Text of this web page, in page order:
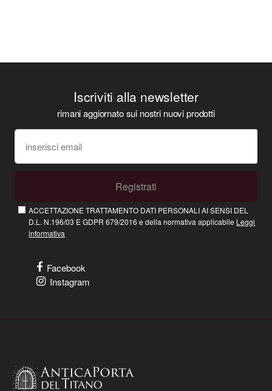
Iscriviti alla newsletter
rimani aggiornato sui nostri nuovi prodotti
Registrati
ACCETTAZIONE TRATTAMENTO DATI PERSONALI AI SENSI DEL
D.L. N.196/03 E GDPR 679/2016 e della normativa applicabile Leggi
informativa
Facebook
Instagram